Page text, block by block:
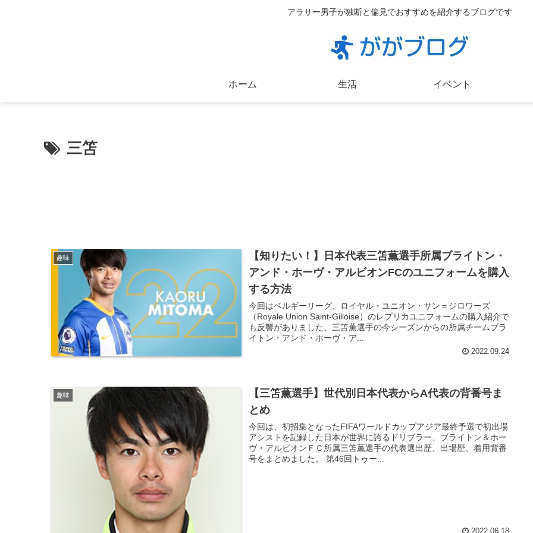
アラサー男子が独断と偏見でおすすめを紹介するブログです
ホーム 生活 イベント
三笘
趣味
【知りたい！】日本代表三笘薫選手所属ブライトン・
アンド・ホーヴ・アルビオンFCのユニフォームを購入
する方法
今回はベルギーリーグ、ロイヤル・ユニオン・サン＝ジロワーズ
（Royale Union Saint-Gilloise）のレプリカユニフォームの購入紹介で
も反響がありました、三笘薫選手の今シーズンからの所属チームブラ
イトン・アンド・ホーヴ・ア...
2022.09.24
趣味
【三笘薫選手】世代別日本代表からA代表の背番号ま
とめ
今回は、初招集となったFIFAワールドカップアジア最終予選で初出場
アシストを記録した日本が世界に誇るドリブラー、ブライトン＆ホー
ヴ・アルビオンＦＣ所属三笘薫選手の代表選出歴、出場歴、着用背番
号をまとめました。 第46回トゥー...
2022.06.18